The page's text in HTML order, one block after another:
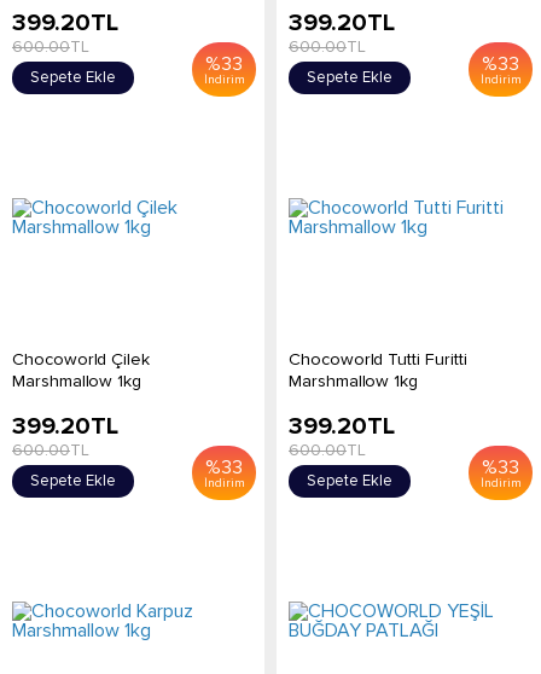
%33
İndirim
399.20TL
600.00TL
Sepete Ekle
%33
İndirim
399.20TL
600.00TL
Sepete Ekle
Chocoworld Çilek
Marshmallow 1kg
%33
İndirim
399.20TL
600.00TL
Sepete Ekle
Chocoworld Tutti Furitti
Marshmallow 1kg
%33
İndirim
399.20TL
600.00TL
Sepete Ekle